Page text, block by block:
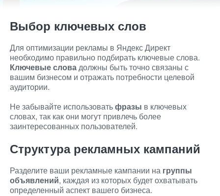
Выбор ключевых слов
Для оптимизации рекламы в Яндекс Директ
необходимо правильно подбирать ключевые слова.
Ключевые словадолжны быть точно связаны с
вашим бизнесом и отражать потребности целевой
аудитории.
Не забывайте использоватьфразы в ключевых
словах, так как они могут привлечь более
заинтересованных пользователей.
Структура рекламных кампаний
Разделите ваши рекламные кампании на группы
объявлений, каждая из которых будет охватывать
определенный аспект вашего бизнеса.